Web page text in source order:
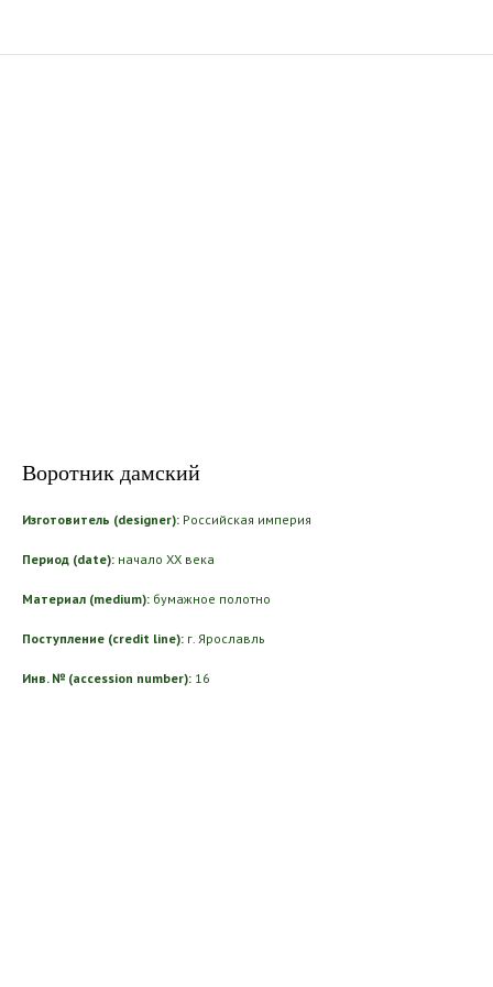
Воротник дамский
Изготовитель (designer): Российская империя
Период (date): начало ХХ века
Материал (medium): бумажное полотно
Поступление (credit line): г. Ярославль
Инв. № (accession number): 16